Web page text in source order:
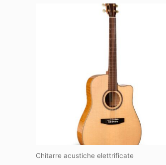
Chitarre acustiche elettrificate